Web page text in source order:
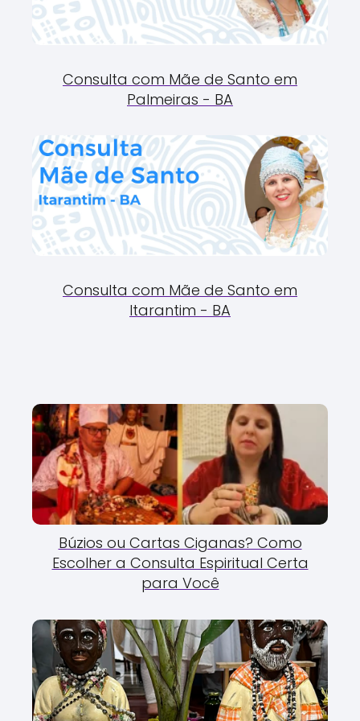
Consulta com Mãe de Santo em
Palmeiras - BA
Consulta com Mãe de Santo em
Itarantim - BA
Búzios ou Cartas Ciganas? Como
Escolher a Consulta Espiritual Certa
para Você